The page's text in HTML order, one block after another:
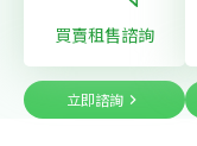
買賣租售諮詢
立即諮詢